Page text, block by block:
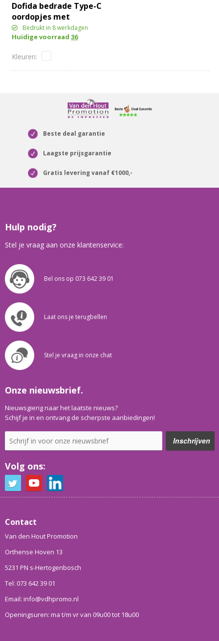
Dofida bedrade Type-C
oordopjes met
opbergdoos van
gerecycled plastic
Bedrukt in 8 werkdagen
Huidige voorraad36
Beste deal garantie
Laagste prijsgarantie
Gratis levering vanaf €1000,-
Hulp nodig?
Stel je vraag aan onze klantenservice:
Bel ons op 073 642 39 01
Laat ons je terugbellen
Stel je vraag in onze chat
Onze nieuwsbrief.
Nieuwsgierig naar het laatste nieuws?
Schijf je in en ontvang de scherpste aanbiedingen!
Volg ons:
Contact
Van den Hout Promotion
Orthense Hoven 13
5231 PN s-Hertogenbosch
Tel: 073 642 39 01
Email: info@vdhpromo.nl
Openingsuren: ma t/m vr van 09u00 tot 18u00